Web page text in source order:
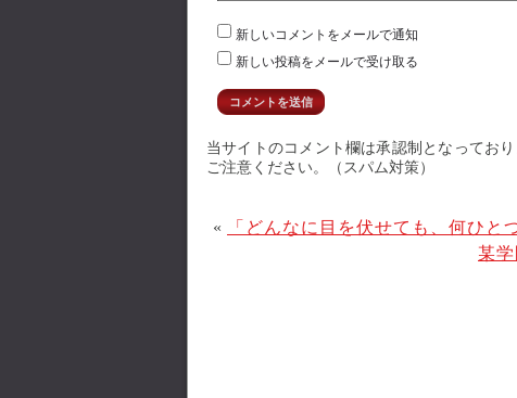
新しいコメントをメールで通知
新しい投稿をメールで受け取る
当サイトのコメント欄は承認制となってお
ご注意ください。（スパム対策）
«
「どんなに目を伏せても、何ひと
某